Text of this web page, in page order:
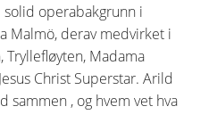
operabakgrunn i
Malmö, derav medvirket i
Tryllefløyten, Madama
Christ Superstar. Arild
sammen , og hvem vet hva